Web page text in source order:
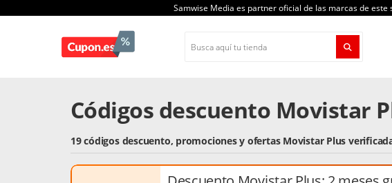
Samwise Media es partner oficial de las marcas de
Códigos descuento Movistar
19 códigos descuento, promociones y ofertas Movistar Plus